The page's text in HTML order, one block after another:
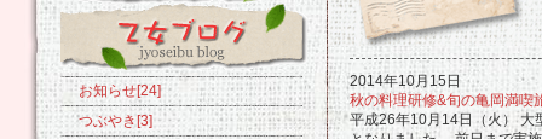
お知らせ[24]
つぶやき[3]
2014年10月15日
秋の料理研修&旬の亀岡満喫
平成26年10月14日（火） 大